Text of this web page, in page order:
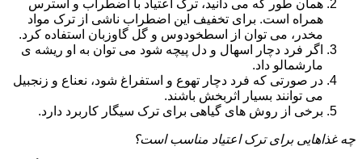
همان طور که می دانید، ترک اعتیاد با اضطراب و استرس
همراه است. برای تخفیف این اضطراب ناشی از ترک مواد
مخدر، می توان از اسطخودوس و گل گاوزبان استفاده کرد.
اگر فرد دچار اسهال و دل پیچه شود می توان به او ریشه ی
مارشمالو داد.
در صورتی که فرد دچار تهوع و استفراغ شود، نعناع و زنجبیل
می توانند بسیار اثربخش باشند.
برخی از روش های گیاهی برای ترک سیگار کاربرد دارد.
چه غذاهایی برای ترک اعتیاد مناسب است؟